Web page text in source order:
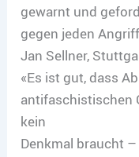
gewarnt und
gegen jeden
Jan Sellner,
«Es ist gut, dass
antifaschistischen
kein
Denkmal braucht